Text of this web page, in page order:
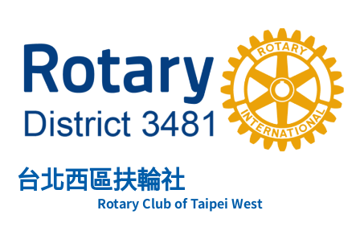
台北西區扶輪社
Rotary Club of Taipei West